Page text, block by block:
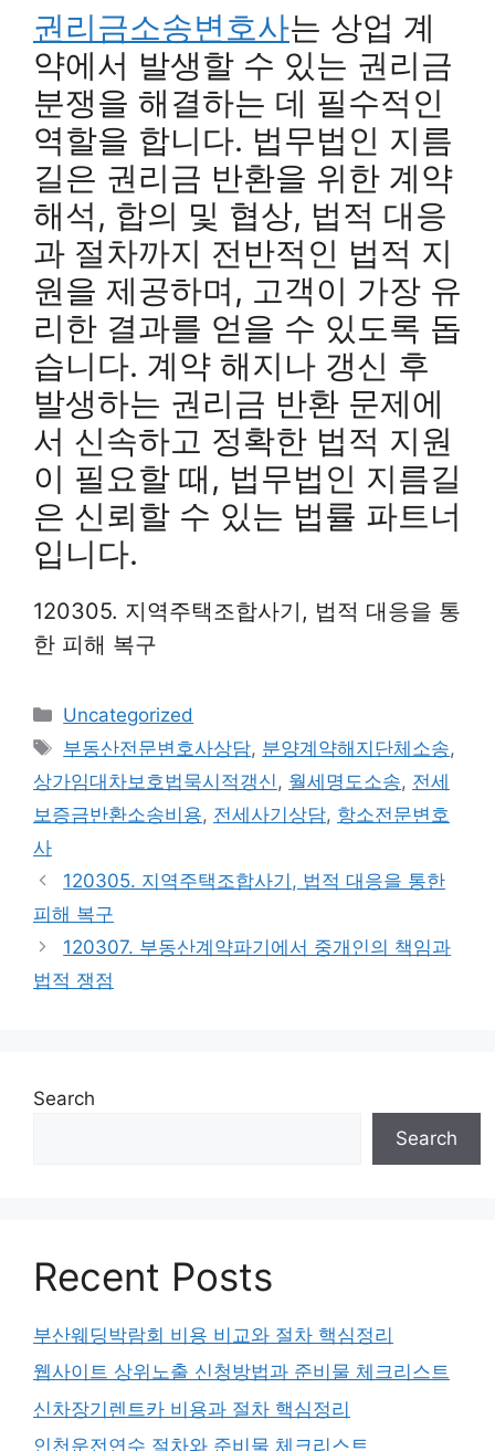
권리금소송변호사는 상업 계
약에서 발생할 수 있는 권리금
분쟁을 해결하는 데 필수적인
역할을 합니다. 법무법인 지름
길은 권리금 반환을 위한 계약
해석, 합의 및 협상, 법적 대응
과 절차까지 전반적인 법적 지
원을 제공하며, 고객이 가장 유
리한 결과를 얻을 수 있도록 돕
습니다. 계약 해지나 갱신 후
발생하는 권리금 반환 문제에
서 신속하고 정확한 법적 지원
이 필요할 때, 법무법인 지름길
은 신뢰할 수 있는 법률 파트너
입니다.
120305. 지역주택조합사기, 법적 대응을 통
한 피해 복구
Categories
Uncategorized
Tags
부동산전문변호사상담, 분양계약해지단체소송,
상가임대차보호법묵시적갱신 , 월세명도소송, 전세
보증금반환소송비용, 전세사기상담, 항소전문변호
사
120305. 지역주택조합사기, 법적 대응을 통한
피해 복구
120307. 부동산계약파기에서 중개인의 책임과
법적 쟁점
Search
Search
Recent Posts
부산웨딩박람회 비용 비교와 절차 핵심정리
웹사이트 상위노출 신청방법과 준비물 체크리스트
신차장기렌트카 비용과 절차 핵심정리
인천운전연수 절차와 준비물 체크리스트